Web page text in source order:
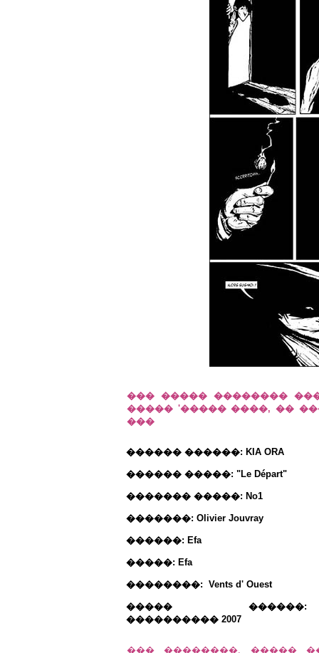
��� ����� ��������
����� '����� ����, ��
���
������ ������: KIA ORA
������ �����: "Le Départ"
������� �����: No1
�������: Olivier Jouvray
������: Efa
�����: Efa
��������: Vents d' Ouest
����� ������:
���������� 2007
��� ��������. �����